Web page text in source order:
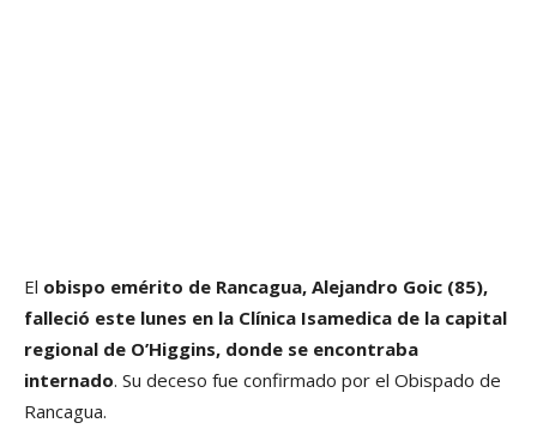
El obispo emérito de Rancagua, Alejandro Goic (85),
falleció este lunes en la Clínica Isamedica de la capital
regional de O’Higgins, donde se encontraba
internado. Su deceso fue confirmado por el Obispado de
Rancagua.